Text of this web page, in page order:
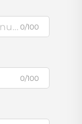
0/100
0/100